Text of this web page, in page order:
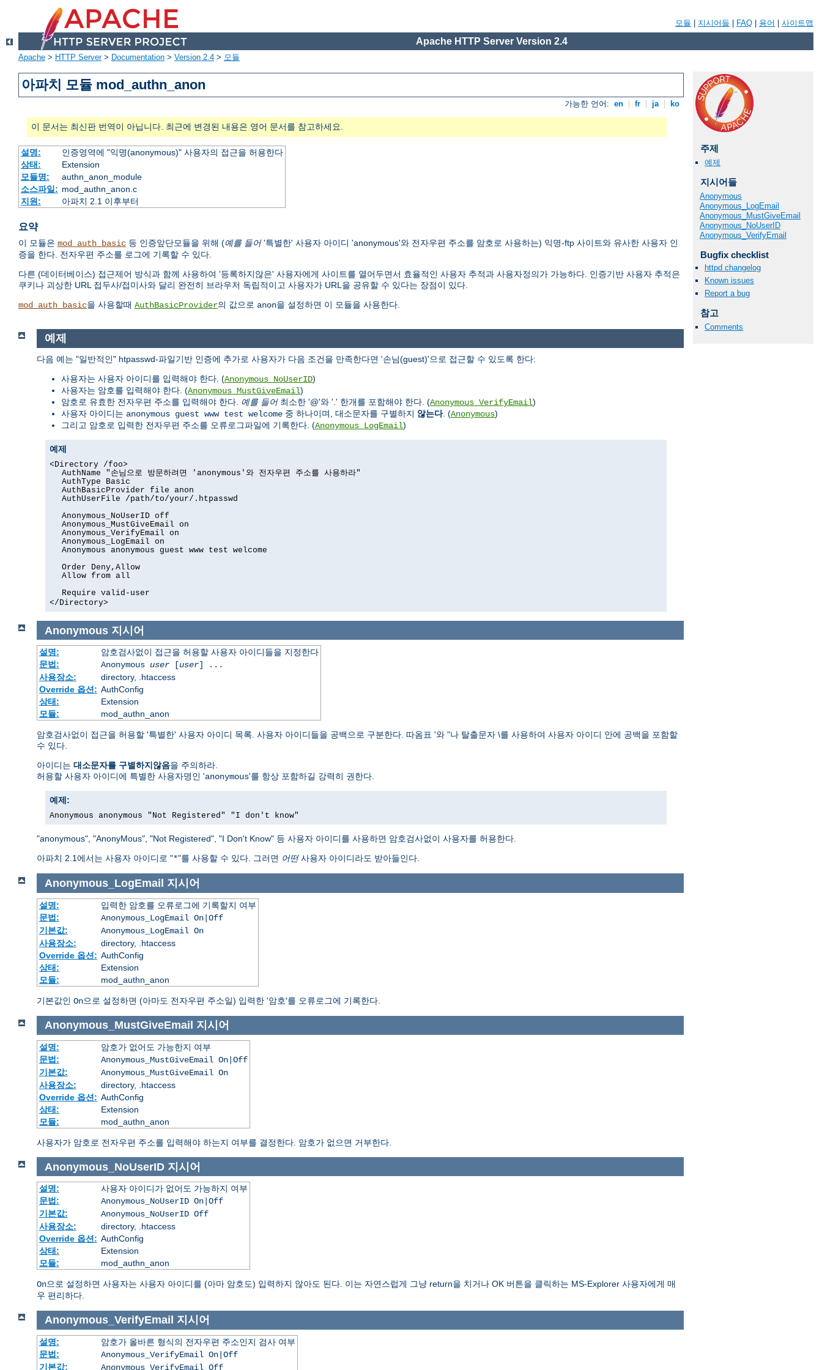
모듈 지시어들 FAQ 용어 사이트맵
Apache HTTP Server Version 2.4
Apache > HTTP Server> Documentation > Version 2.4 > 모듈
아파치 모듈 mod_authn_anon
가능한 언어: en fr ja ko
이 문서는 최신판 번역이 아닙니다. 최근에 변경된 내용은 영어 문서를 참고하세요.
설명:
인증영역에 "익명(anonymous)" 사용자의 접근을 허용한다
상태:
Extension
모듈명:
authn_anon_module
소스파일: mod_authn_anon.c
지원:
아파치 2.1 이후부터
요약
이 모듈은 mod_auth_basic 등 인증앞단모듈을 위해 (예를 들어'특별한' 사용자 아이디 'anonymous'와 전자우편 주소를 암호로 사용하는) 익명-ftp 사이트와 유사한 사용자 인
증을 한다. 전자우편 주소를 로그에 기록할 수 있다.
다른 (데이터베이스) 접근제어 방식과 함께 사용하여 '등록하지않은' 사용자에게 사이트를 열어두면서 효율적인 사용자 추적과 사용자정의가 가능하다. 인증기반 사용자 추적은
쿠키나 괴상한 URL 접두사/접미사와 달리 완전히 브라우저 독립적이고 사용자가 URL을 공유할 수 있다는 장점이 있다.
mod_auth_basic을 사용할때 AuthBasicProvider의 값으로 anon을 설정하면 이 모듈을 사용한다.
주제
예제
지시어들
Anonymous
Anonymous_LogEmail
Anonymous_MustGiveEmail
Anonymous_NoUserID
Anonymous_VerifyEmail
Bugfix checklist
httpd changelog
Known issues
Report a bug
참고
Comments
예제
다음 예는 "일반적인" htpasswd-파일기반 인증에 추가로 사용자가 다음 조건을 만족한다면 '손님(guest)'으로 접근할 수 있도록 한다:
사용자는 사용자 아이디를 입력해야 한다. (Anonymous_NoUserID)
사용자는 암호를 입력해야 한다. (Anonymous_MustGiveEmail)
암호로 유효한 전자우편 주소를 입력해야 한다. 예를 들어최소한 '@'와 '.' 한개를 포함해야 한다. (Anonymous_VerifyEmail)
사용자 아이디는 anonymous guest www test welcome 중 하나이며, 대소문자를 구별하지 않는다. (Anonymous)
그리고 암호로 입력한 전자우편 주소를 오류로그파일에 기록한다. (Anonymous_LogEmail)
예제
<Directory /foo>
AuthName "손님으로 방문하려면 'anonymous'와 전자우편 주소를 사용하라"
AuthType Basic
AuthBasicProvider file anon
AuthUserFile /path/to/your/.htpasswd
Anonymous_NoUserID off
Anonymous_MustGiveEmail on
Anonymous_VerifyEmail on
Anonymous_LogEmail on
Anonymous anonymous guest www test welcome
Order Deny,Allow
Allow from all
Require valid-user
</Directory>
Anonymous 지시어
설명:
암호검사없이 접근을 허용할 사용자 아이디들을 지정한다
문법:
Anonymous user[user] ...
사용장소:
directory, .htaccess
Override 옵션: AuthConfig
상태:
Extension
모듈:
mod_authn_anon
암호검사없이 접근을 허용할 '특별한' 사용자 아이디 목록. 사용자 아이디들을 공백으로 구분한다. 따옴표 '와 "나 탈출문자 \를 사용하여 사용자 아이디 안에 공백을 포함할
수 있다.
아이디는 대소문자를 구별하지않음을 주의하라.
허용할 사용자 아이디에 특별한 사용자명인 'anonymous'를 항상 포함하길 강력히 권한다.
예제:
Anonymous anonymous "Not Registered" "I don't know"
"anonymous", "AnonyMous", "Not Registered", "I Don't Know" 등 사용자 아이디를 사용하면 암호검사없이 사용자를 허용한다.
아파치 2.1에서는 사용자 아이디로 "*"를 사용할 수 있다. 그러면 어떤사용자 아이디라도 받아들인다.
Anonymous_LogEmail 지시어
설명:
입력한 암호를 오류로그에 기록할지 여부
문법:
Anonymous_LogEmail On|Off
기본값:
Anonymous_LogEmail On
사용장소:
directory, .htaccess
Override 옵션: AuthConfig
상태:
Extension
모듈:
mod_authn_anon
기본값인 On으로 설정하면 (아마도 전자우편 주소일) 입력한 '암호'를 오류로그에 기록한다.
Anonymous_MustGiveEmail 지시어
설명:
암호가 없어도 가능한지 여부
문법:
Anonymous_MustGiveEmail On|Off
기본값:
Anonymous_MustGiveEmail On
사용장소:
directory, .htaccess
Override 옵션: AuthConfig
상태:
Extension
모듈:
mod_authn_anon
사용자가 암호로 전자우편 주소를 입력해야 하는지 여부를 결정한다. 암호가 없으면 거부한다.
Anonymous_NoUserID 지시어
설명:
사용자 아이디가 없어도 가능하지 여부
문법:
Anonymous_NoUserID On|Off
기본값:
Anonymous_NoUserID Off
사용장소:
directory, .htaccess
Override 옵션: AuthConfig
상태:
Extension
모듈:
mod_authn_anon
On으로 설정하면 사용자는 사용자 아이디를 (아마 암호도) 입력하지 않아도 된다. 이는 자연스럽게 그냥 return을 치거나 OK 버튼을 클릭하는 MS-Explorer 사용자에게 매
우 편리하다.
Anonymous_VerifyEmail 지시어
설명:
암호가 올바른 형식의 전자우편 주소인지 검사 여부
문법:
Anonymous_VerifyEmail On|Off
기본값:
Anonymous_VerifyEmail Off